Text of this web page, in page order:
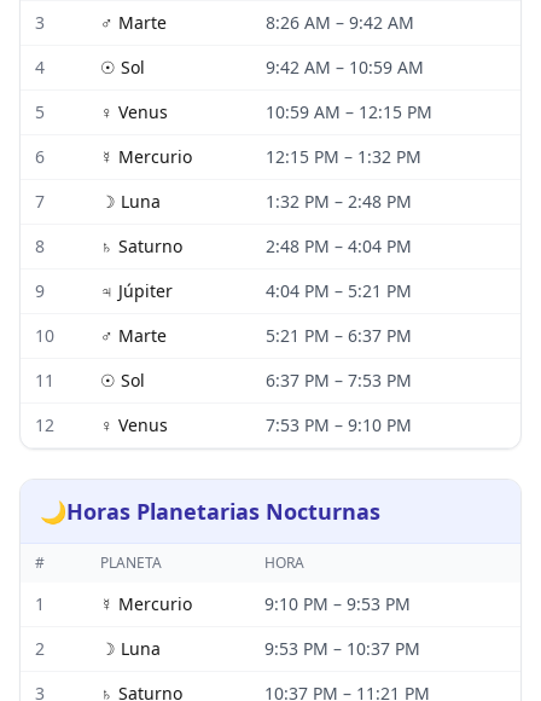
3
♂ Marte 8:26 AM – 9:42 AM
4
☉ Sol 9:42 AM – 10:59 AM
5
♀ Venus 10:59 AM – 12:15 PM
6
☿ Mercurio 12:15 PM – 1:32 PM
7
☽ Luna 1:32 PM – 2:48 PM
8
♄ Saturno 2:48 PM – 4:04 PM
9
♃ Júpiter 4:04 PM – 5:21 PM
10
♂ Marte 5:21 PM – 6:37 PM
11
☉ Sol 6:37 PM – 7:53 PM
12
♀ Venus 7:53 PM – 9:10 PM
🌙Horas Planetarias Nocturnas
# PLANETA HORA
1 ☿ Mercurio 9:10 PM – 9:53 PM
2
☽ Luna 9:53 PM – 10:37 PM
3
♄ Saturno 10:37 PM – 11:21 PM